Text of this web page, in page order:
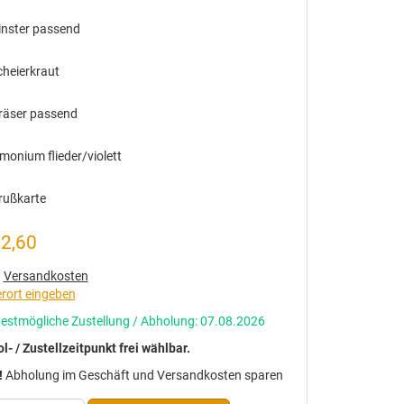
passend
passend
flieder/violett
Versandkosten
eingeben
Zustellung / Abholung: 07.08.2026
/ Zustellzeitpunkt frei wählbar.
Abholung im Geschäft und Versandkosten sparen